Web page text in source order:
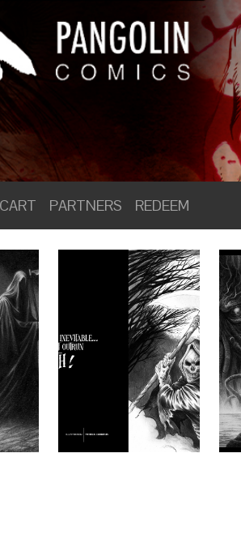
CART PARTNERS REDEEM